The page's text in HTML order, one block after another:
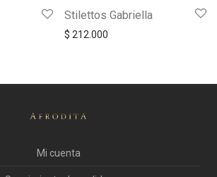
Stilettos Gabriella
$ 212.000
Mi cuenta